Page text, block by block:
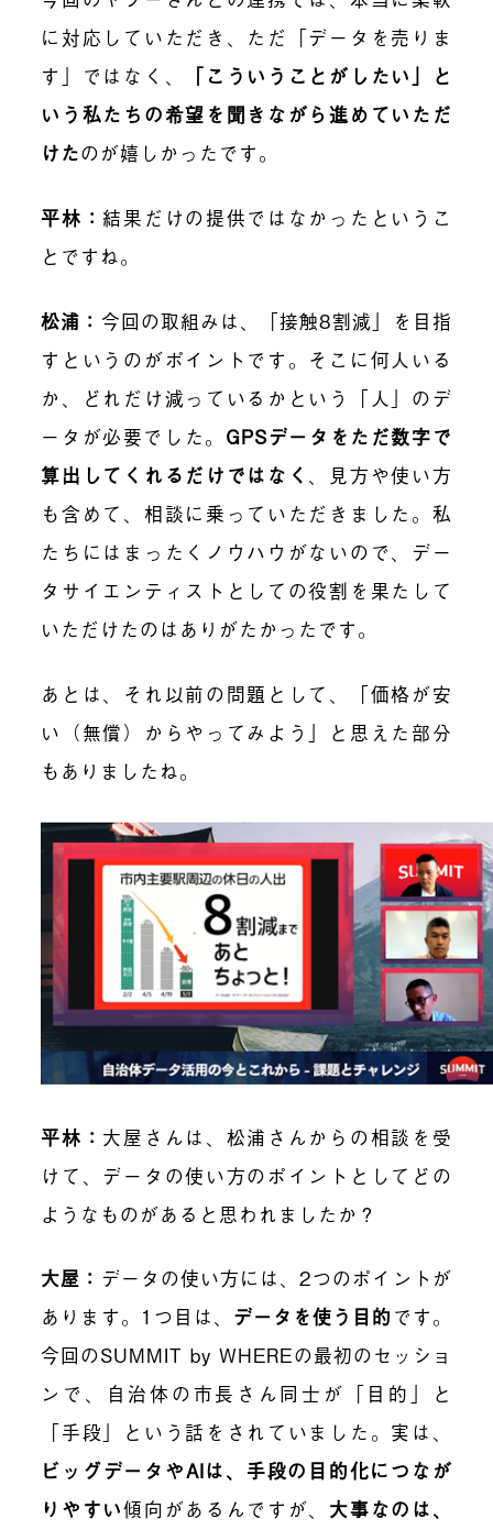
に対応していただき、ただ「データを売りま
す」ではなく、
「こういうことがしたい」と
いう私たちの希望を聞きながら進めていただ
けたのが嬉しかったです。
平林：結果だけの提供ではなかったというこ
とですね。
松浦： 今回の取組みは、「接触8割減」を目指
すというのがポイントです。そこに何人いる
か、どれだけ減っているかという「人」のデ
ータが必要でした。 GPSデータをただ数字で
算出してくれるだけではなく 、見方や使い方
も含めて、相談に乗っていただきました。私
たちにはまったくノウハウがないので、デー
タサイエンティストとしての役割を果たして
いただけたのはありがたかったです。
あとは、それ以前の問題として、「価格が安
い（無償）からやってみよう」と思えた部分
もありましたね。
平林： 大屋さんは、松浦さんからの相談を受
けて、データの使い方のポイントとしてどの
ようなものがあると思われましたか？
大屋： データの使い方には、2つのポイントが
あります。1つ目は、 データを使う目的 です。
今回のSUMMIT by WHEREの最初のセッショ
ンで、自治体の市長さん同士が「目的」と
「手段」という話をされていました。実は、
ビッグデータやAIは、手段の目的化につなが
りやすい傾向があるんですが、 大事なのは、